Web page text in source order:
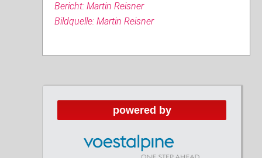
Bericht: Martin Reisner
Bildquelle: Martin Reisner
powered by